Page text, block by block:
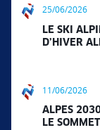
25/06/2026
LE SKI
D’HIVER
11/06/2026
ALPES
LE